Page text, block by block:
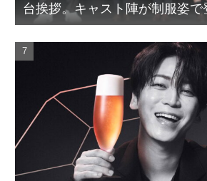
台挨拶。キャスト陣が制服姿で